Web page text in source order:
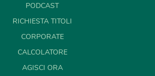
PODCAST
RICHIESTA TITOLI
CORPORATE
CALCOLATORE
AGISCI ORA